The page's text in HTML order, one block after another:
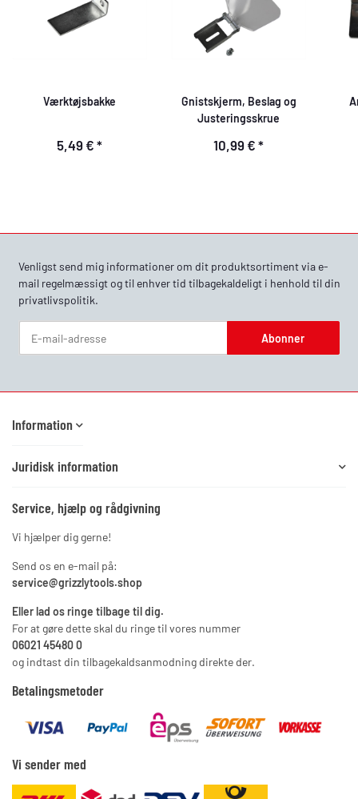
Værktøjsbakke
5,49 € *
Gnistskjerm, Beslag og
Justeringsskrue
10,99 € *
Venligst send mig informationer om dit produktsortiment via e-
mail regelmæssigt og til enhver tid tilbagekaldeligt i henhold til din
privatlivspolitik.
Abonner
Information
Juridisk information
Service, hjælp og rådgivning
Vi hjælper dig gerne!
Send os en e-mail på:
service@grizzlytools.shop
Eller lad os ringe tilbage til dig.
For at gøre dette skal du ringe til vores nummer
06021 45480 0
og indtast din tilbagekaldsanmodning direkte der.
Betalingsmetoder
Vi sender med